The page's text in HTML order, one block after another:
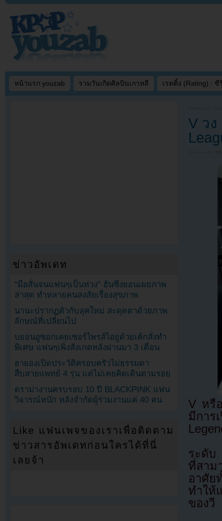
หน้าแรก youzab รวมวันเกิดศิลปินเกาหลี เรตติ้ง (Rating) : ซี
V ว
V หรื
มีการ
ระดับ
ที่สาม
อาศัย
ทำให้
ของวี
ข่าวอัพเดท
“มือสั่นจนแฟนๆเป็นห่วง” ฮันซึงยอนเผยภาพ
ล่าสุด ทำหลายคนสงสัยเรื่องสุขภาพ
นานะปรากฏตัวกับลุคใหม่ สะดุดตาด้วยภาพ
ลักษณ์ที่เปลี่ยนไป
บยอนอูซอกเคยเซอร์ไพรส์ไอยูด้วยเค้กสั่งทำ
พิเศษ แฟนๆเพิ่งสังเกตหลังผ่านมา 3 เดือน
ฮายองเปิดประวัติครอบครัวไม่ธรรมดา
สืบสายแพทย์ 4 รุ่น แต่ไม่เคยคิดเดินตามรอย
ดราม่างานครบรอบ 10 ปี BLACKPINK แฟน
วิจารณ์หนัก หลังจำกัดผู้ร่วมงานแค่ 40 คน
Like แฟนเพจของเราเพื่อติดตาม
ข่าวสารอัพเดทก่อนใครได้ที่นี่
เลยจ้า